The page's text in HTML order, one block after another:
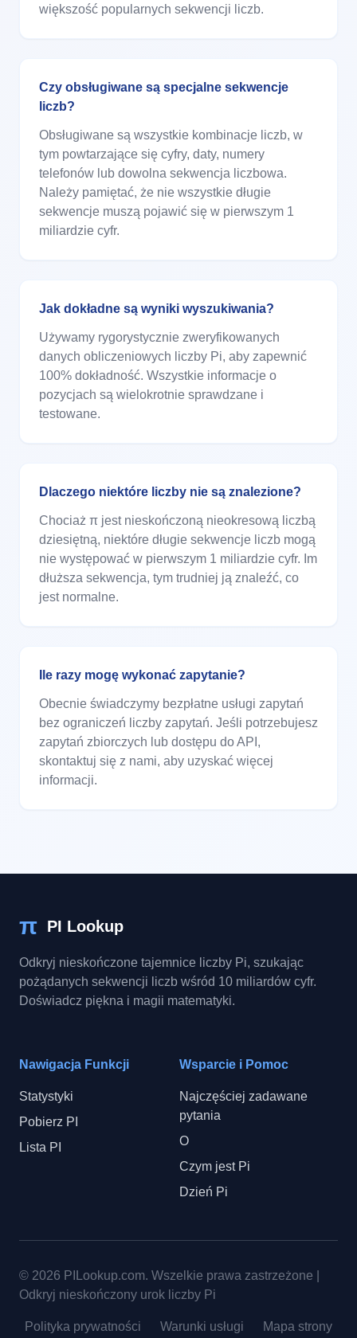
większość popularnych sekwencji liczb.
Czy obsługiwane są specjalne sekwencje
liczb?
Obsługiwane są wszystkie kombinacje liczb, w
tym powtarzające się cyfry, daty, numery
telefonów lub dowolna sekwencja liczbowa.
Należy pamiętać, że nie wszystkie długie
sekwencje muszą pojawić się w pierwszym 1
miliardzie cyfr.
Jak dokładne są wyniki wyszukiwania?
Używamy rygorystycznie zweryfikowanych
danych obliczeniowych liczby Pi, aby zapewnić
100% dokładność. Wszystkie informacje o
pozycjach są wielokrotnie sprawdzane i
testowane.
Dlaczego niektóre liczby nie są znalezione?
Chociaż π jest nieskończoną nieokresową liczbą
dziesiętną, niektóre długie sekwencje liczb mogą
nie występować w pierwszym 1 miliardzie cyfr. Im
dłuższa sekwencja, tym trudniej ją znaleźć, co
jest normalne.
Ile razy mogę wykonać zapytanie?
Obecnie świadczymy bezpłatne usługi zapytań
bez ograniczeń liczby zapytań. Jeśli potrzebujesz
zapytań zbiorczych lub dostępu do API,
skontaktuj się z nami, aby uzyskać więcej
informacji.
π PI Lookup
Odkryj nieskończone tajemnice liczby Pi, szukając
pożądanych sekwencji liczb wśród 10 miliardów cyfr.
Doświadcz piękna i magii matematyki.
Nawigacja Funkcji
Statystyki
Pobierz PI
Lista PI
Wsparcie i Pomoc
Najczęściej zadawane
pytania
O
Czym jest Pi
Dzień Pi
© 2026 PILookup.com. Wszelkie prawa zastrzeżone
Odkryj nieskończony urok liczby Pi
Polityka prywatności Warunki usługi Mapa strony